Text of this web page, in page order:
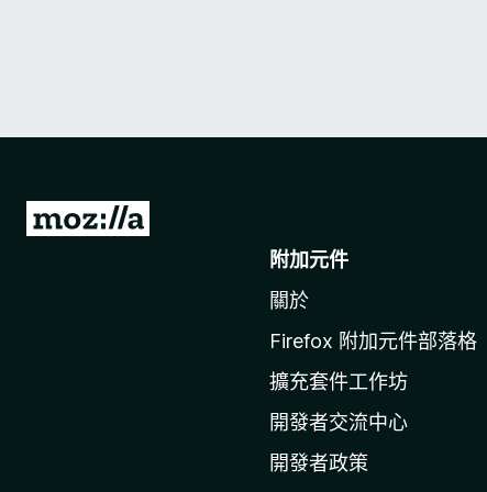
前
附加元件
關於
Firefox 附加元件部落格
擴充套件工作坊
開發者交流中心
開發者政策